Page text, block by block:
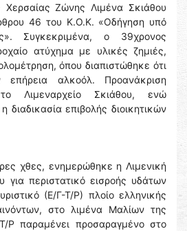
Χερσαίας Ζώνης Λιμένα Σκιάθου
46 του Κ.Ο.Κ. «Οδήγηση υπό
Συγκεκριμένα, ο 39χρονος
ατύχημα με υλικές ζημιές,
όπου διαπιστώθηκε ότι
επήρεια αλκοόλ. Προανάκριση
Λιμεναρχείο Σκιάθου, ενώ
διαδικασία επιβολής διοικητικών
χθες, ενημερώθηκε η Λιμενική
για περιστατικό εισροής υδάτων
(Ε/Γ-Τ/Ρ) πλοίο ελληνικής
στο λιμένα Μαλίων της
Ρ παραμένει προσαραγμένο στο